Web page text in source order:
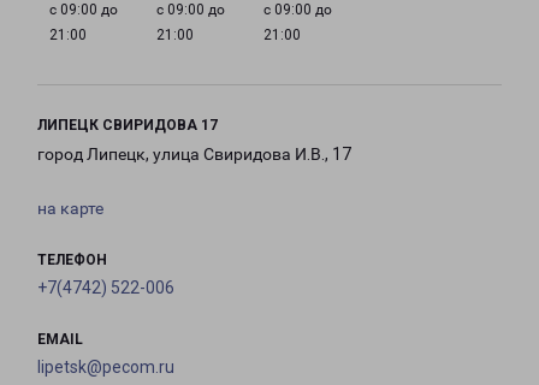
с 09:00 до
21:00
с 09:00 до
21:00
с 09:00 до
21:00
ЛИПЕЦК СВИРИДОВА 17
город Липецк, улица Свиридова И.В., 17
на карте
ТЕЛЕФОН
+7(4742) 522-006
EMAIL
lipetsk@pecom.ru